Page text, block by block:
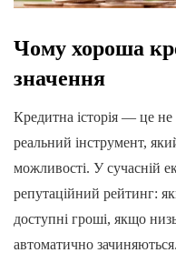
Чому хороша
значення
Кредитна історія — це
реальний інструмент,
можливості. У сучасній
репутаційний рейтинг:
доступні гроші, якщо
автоматично зачиняються.